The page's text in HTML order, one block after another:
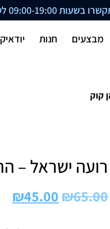
09:00-19:00 לטלפון
מבצעים חנות
קוק
רועה ישראל –
₪65.00
₪45.00